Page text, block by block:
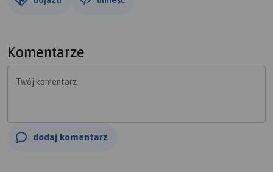
Komentarze
Twój komentarz
dodaj komentarz